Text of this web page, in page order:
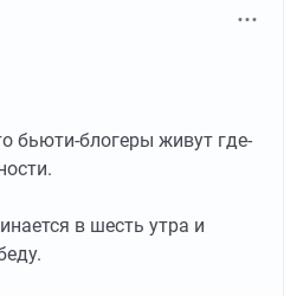
бьюти-блогеры живут где-
в шесть утра и